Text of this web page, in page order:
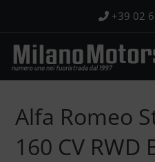
contenuto
+39 02
Alfa Romeo
160 CV RWD